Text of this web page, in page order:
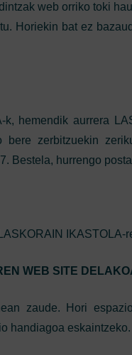
web orriko toki
Horiekin bat ez
k, hemendik aurrera
zerbitzuekin
Bestela, hurrengo
IKASTOLA-
WEB SITE
zaude. Hori
handiagoa eskaintzeko.